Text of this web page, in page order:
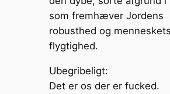
Ubegribeligt:
Det er os der er fucked.